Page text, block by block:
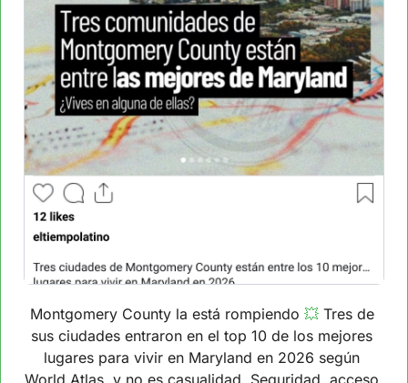
Montgomery County la está rompiendo 💥 Tres de
sus ciudades entraron en el top 10 de los mejores
lugares para vivir en Maryland en 2026 según